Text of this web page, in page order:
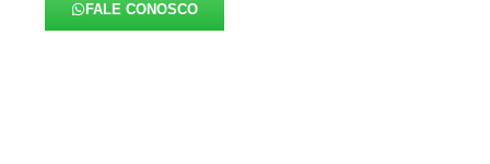
FALE CONOSCO